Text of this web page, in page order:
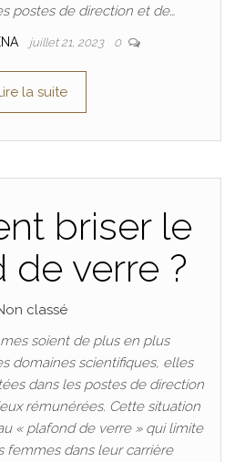
postes de direction et de…
juillet 21, 2023 0
la suite
briser le
de verre ?
classé
soient de plus en plus
domaines scientifiques, elles
dans les postes de direction
rémunérées. Cette situation
« plafond de verre » qui limite
femmes dans leur carrière